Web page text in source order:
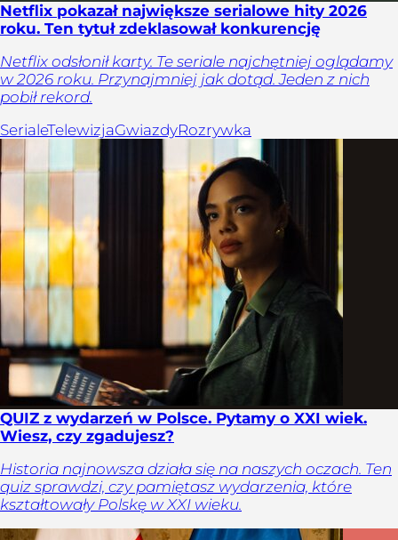
Netflix pokazał największe serialowe hity 2026
roku. Ten tytuł zdeklasował konkurencję
Netflix odsłonił karty. Te seriale najchętniej oglądamy
w 2026 roku. Przynajmniej jak dotąd. Jeden z nich
pobił rekord.
SerialeTelewizjaGwiazdyRozrywka
QUIZ z wydarzeń w Polsce. Pytamy o XXI wiek.
Wiesz, czy zgadujesz?
Historia najnowsza działa się na naszych oczach. Ten
quiz sprawdzi, czy pamiętasz wydarzenia, które
kształtowały Polskę w XXI wieku.